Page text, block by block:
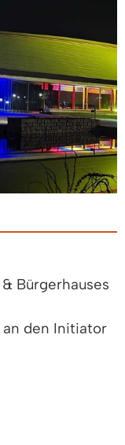
Bürgerhauses
den Initiator